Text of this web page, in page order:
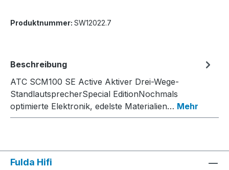
Produktnummer: SW12022.7
Beschreibung
ATC SCM100 SE Active Aktiver Drei-Wege-
StandlautsprecherSpecial EditionNochmals
optimierte Elektronik, edelste Materialien… Mehr
Fulda Hifi